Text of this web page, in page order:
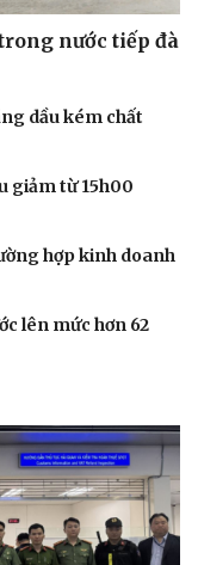
nước tiếp đà
dầu kém chất
giảm từ 15h00
hợp kinh doanh
lên mức hơn 62